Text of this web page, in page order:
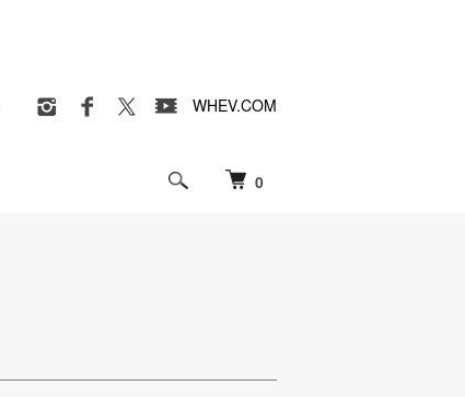
0
WHEV.COM